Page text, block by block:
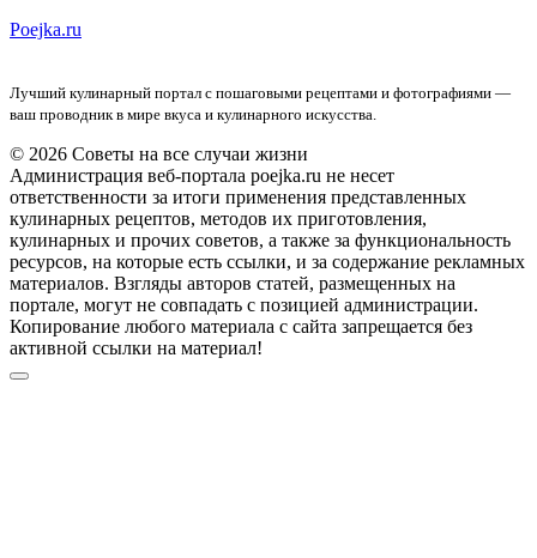
Poejka.ru
Лучший кулинарный портал с пошаговыми рецептами и фотографиями —
ваш проводник в мире вкуса и кулинарного искусства.
© 2026 Советы на все случаи жизни
Администрация веб-портала poejka.ru не несет
ответственности за итоги применения представленных
кулинарных рецептов, методов их приготовления,
кулинарных и прочих советов, а также за функциональность
ресурсов, на которые есть ссылки, и за содержание рекламных
материалов. Взгляды авторов статей, размещенных на
портале, могут не совпадать с позицией администрации.
Копирование любого материала с сайта запрещается без
активной ссылки на материал!